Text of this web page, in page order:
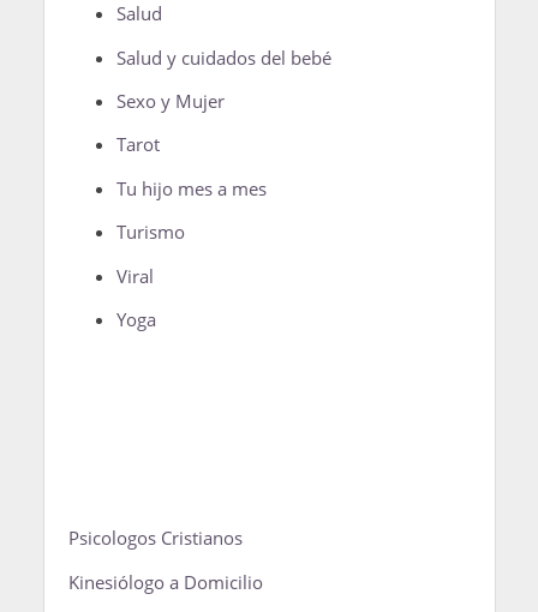
Salud
Salud y cuidados del bebé
Sexo y Mujer
Tarot
Tu hijo mes a mes
Turismo
Viral
Yoga
Psicologos Cristianos
Kinesiólogo a Domicilio